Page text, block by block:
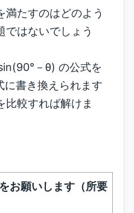
満たすのはどのよう
ではないでしょう
－θ) の公式を
書き換えられます
比較すれば解けま
お願いします（所要